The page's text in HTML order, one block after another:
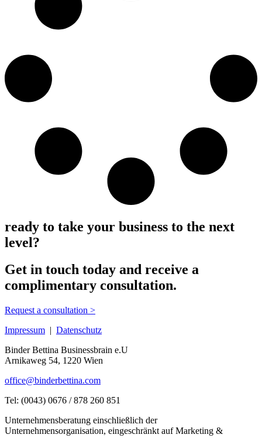
ready to take your business to the next
level?
Get in touch today and receive a
complimentary consultation.
Request a consultation >
Impressum | Datenschutz
Binder Bettina Businessbrain e.U
Arnikaweg 54, 1220 Wien
office@binderbettina.com
Tel: (0043) 0676 / 878 260 851
Unternehmensberatung einschließlich der
Unternehmensorganisation, eingeschränkt auf Marketing &